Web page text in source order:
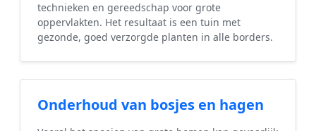
technieken en gereedschap voor grote
oppervlakten. Het resultaat is een tuin met
gezonde, goed verzorgde planten in alle borders.
Onderhoud van bosjes en hagen